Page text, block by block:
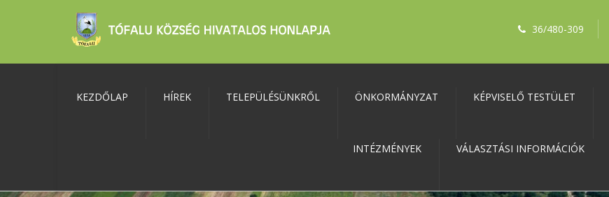
36/480-309
KEZDŐLAP HÍREK TELEPÜLÉSÜNKRŐL ÖNKORMÁNYZAT KÉPVISELŐ TESTÜLET
INTÉZMÉNYEK VÁLASZTÁSI INFORMÁCIÓK